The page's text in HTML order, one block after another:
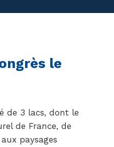
le
de 3 lacs, dont le
de France, de
paysages